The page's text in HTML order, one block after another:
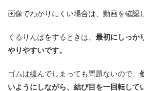
画像でわかりにくい場合は、動画を確認
くるりんぱをするときは、 最初にしっか
やりやすいです。
ゴムは緩んでしまっても問題ないので、
いようにしながら、結び目を一回転して